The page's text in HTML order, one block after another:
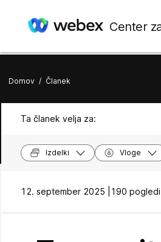
Center
Domov / Članek
Ta članek velja za:
Izdelki Vloge
12. september 2025 | 190 pogledi |